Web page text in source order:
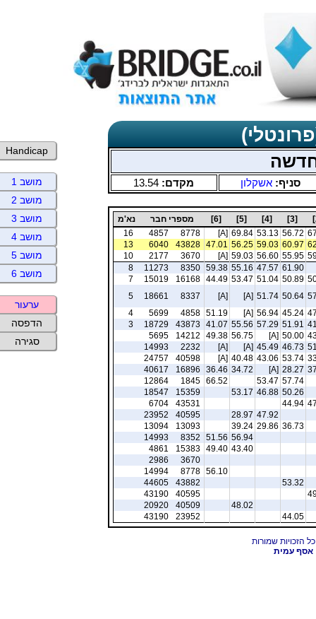
סניף: אשקלון מקדם: 13.54
[3]
[4]
[5]
[6] מספרי חבר
נא'מ
56.72
53.13
69.84
[A]
8778
4857
16
60.97
59.03
56.25
47.01
43828
6040
13
55.95
56.60
59.03
[A]
3670
2177
10
61.90
47.57
55.16
59.38
8350
11273
8
50.89
51.04
53.47
44.49
16168
15019
7
50.64
51.74
[A]
[A]
8337
18661
5
45.24
56.94
[A]
51.19
4858
5699
4
51.91
57.29
55.56
41.07
43873
18729
3
50.00
[A]
56.75
49.38
14212
5695
46.73
45.49
[A]
[A]
2232
14993
53.74
43.06
40.48
[A]
40598
24757
28.27
[A]
34.72
36.46
16896
40617
57.74
53.47
66.52
1845
12864
50.26
46.88
53.17
15359
18547
44.94
43531
6704
47.92
28.97
40595
23952
36.73
29.86
39.24
13093
13094
56.94
51.56
8352
14993
43.40
49.40
15383
4861
3670
2986
56.10
8778
14994
53.32
43882
44605
40595
43190
48.02
40509
20920
44.05
23952
43190
אסף עמית
Handicap
מושב 1
מושב 2
מושב 3
מושב 4
מושב 5
מושב 6
ערעור
הדפסה
סגירה